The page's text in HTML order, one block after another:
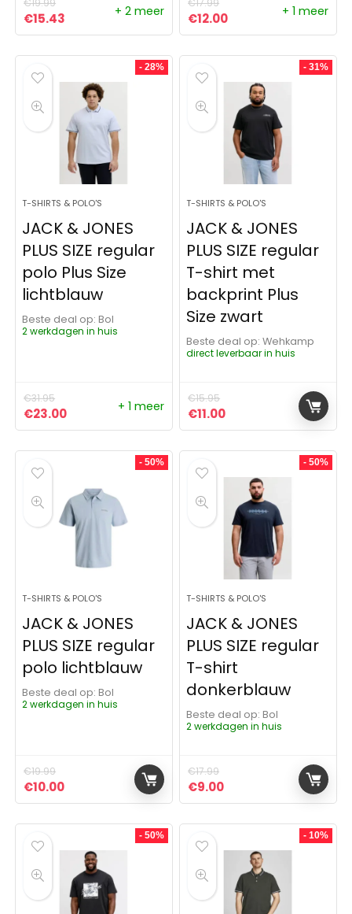
€19.99
Oorspronkelijke prijs was: €19.99.
€15.43 Huidige prijs is: €15.43.
+ 2 meer
€17.99
Oorspronkelijke prijs was:
€12.00Huidige prijs is:
+ 1 meer
- 28%
T-SHIRTS & POLO'S
JACK & JONES
PLUS SIZE regular
polo Plus Size
lichtblauw
Beste deal op:
Bol
2 werkdagen in huis
€31.95
Oorspronkelijke prijs was: €31.95.
€23.00Huidige prijs is: €23.00.
+ 1 meer
- 31%
T-SHIRTS & POLO'S
JACK & JONES
PLUS SIZE regular
T-shirt met
backprint Plus
Size zwart
Beste deal op:
Wehkamp
direct leverbaar in huis
€15.95
Oorspronkelijke prijs was:
€11.00Huidige prijs is:
- 50%
T-SHIRTS & POLO'S
JACK & JONES
PLUS SIZE regular
polo lichtblauw
Beste deal op:
Bol
2 werkdagen in huis
€19.99
Oorspronkelijke prijs was: €19.99.
€10.00Huidige prijs is: €10.00.
- 50%
T-SHIRTS & POLO'S
JACK & JONES
PLUS SIZE regular
T-shirt
donkerblauw
Beste deal op:
Bol
2 werkdagen in huis
€17.99
Oorspronkelijke prijs was:
€9.00Huidige prijs is:
- 50% - 10%